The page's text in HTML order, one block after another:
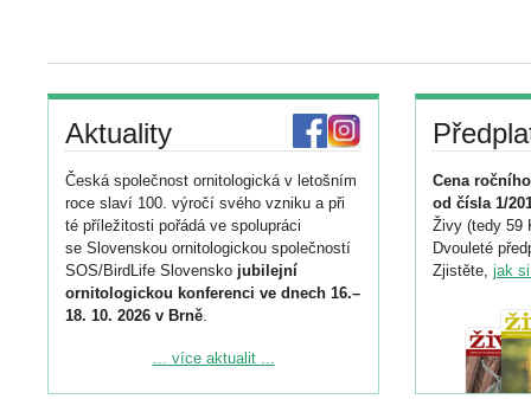
Aktuality
Česká společnost ornitologická v letošním
roce slaví 100. výročí svého vzniku a při
té příležitosti pořádá ve spolupráci
se Slovenskou ornitologickou společností
SOS/BirdLife Slovensko jubilejní
ornitologickou konferenci ve dnech 16.–
18. 10. 2026 v Brně.
Podrobnější informace ke konferenci
... více aktualit ...
Cena
od čísla 1/
Živy (tedy 59
Dvouleté
Zjistěte, jak